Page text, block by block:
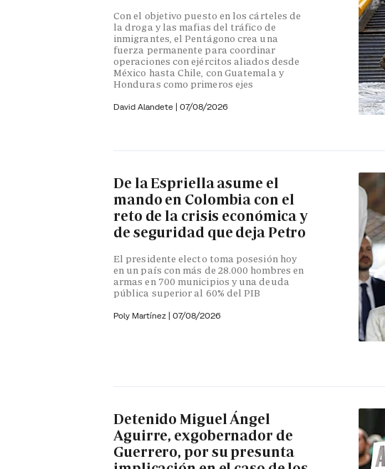
Con el objetivo puesto en los cárteles de
la droga y las mafias del tráfico de
inmigrantes, el Pentágono crea una
fuerza permanente para coordinar
operaciones con ejércitos aliados desde
México hasta Chile, con Guatemala y
Honduras como primeros ejes
David Alandete | 07/08/2026
De la Espriella asume el
mando en Colombia con el
reto de la crisis económica y
de seguridad que deja Petro
El presidente electo toma posesión hoy
en un país con más de 28.000 hombres en
armas en 700 municipios y una deuda
pública superior al 60% del PIB
Poly Martínez | 07/08/2026
Detenido Miguel Ángel
Aguirre, exgobernador de
Guerrero, por su presunta